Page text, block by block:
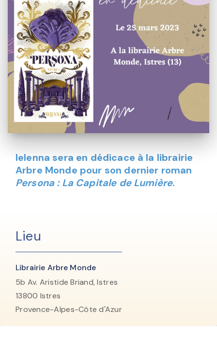
Ielenna sera en dédicace à la librairie
Arbre Monde pour son dernier roman
Persona : La Capitale de Lumière.
Lieu
Librairie Arbre Monde
5b Av. Aristide Briand, Istres
13800 Istres
Provence-Alpes-Côte d'Azur